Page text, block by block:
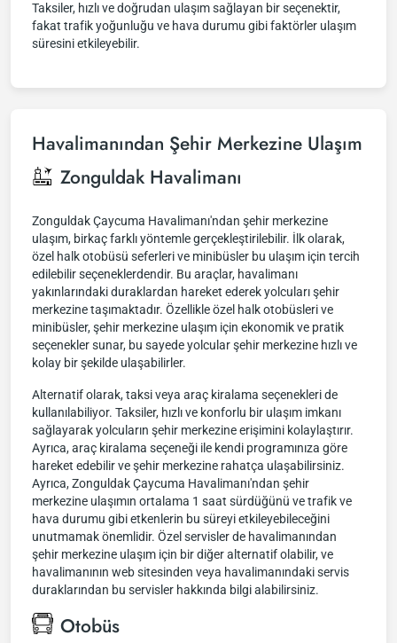
Taksiler, hızlı ve doğrudan ulaşım sağlayan bir seçenektir,
fakat trafik yoğunluğu ve hava durumu gibi faktörler ulaşım
süresini etkileyebilir.
Havalimanından Şehir Merkezine Ulaşım
Zonguldak Havalimanı
Zonguldak Çaycuma Havalimanı'ndan şehir merkezine
ulaşım, birkaç farklı yöntemle gerçekleştirilebilir. İlk olarak,
özel halk otobüsü seferleri ve minibüsler bu ulaşım için tercih
edilebilir seçeneklerdendir. Bu araçlar, havalimanı
yakınlarındaki duraklardan hareket ederek yolcuları şehir
merkezine taşımaktadır. Özellikle özel halk otobüsleri ve
minibüsler, şehir merkezine ulaşım için ekonomik ve pratik
seçenekler sunar, bu sayede yolcular şehir merkezine hızlı ve
kolay bir şekilde ulaşabilirler.
Alternatif olarak, taksi veya araç kiralama seçenekleri de
kullanılabiliyor. Taksiler, hızlı ve konforlu bir ulaşım imkanı
sağlayarak yolcuların şehir merkezine erişimini kolaylaştırır.
Ayrıca, araç kiralama seçeneği ile kendi programınıza göre
hareket edebilir ve şehir merkezine rahatça ulaşabilirsiniz.
Ayrıca, Zonguldak Çaycuma Havalimanı'ndan şehir
merkezine ulaşımın ortalama 1 saat sürdüğünü ve trafik ve
hava durumu gibi etkenlerin bu süreyi etkileyebileceğini
unutmamak önemlidir. Özel servisler de havalimanından
şehir merkezine ulaşım için bir diğer alternatif olabilir, ve
havalimanının web sitesinden veya havalimanındaki servis
duraklarından bu servisler hakkında bilgi alabilirsiniz.
Otobüs